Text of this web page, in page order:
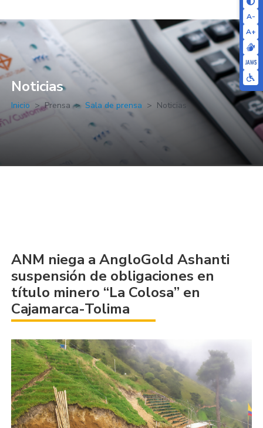
A-
A+
Noticias
Inicio Prensa Sala de prensa Noticias
ANM niega a AngloGold Ashanti
suspensión de obligaciones en
título minero “La Colosa” en
Cajamarca-Tolima